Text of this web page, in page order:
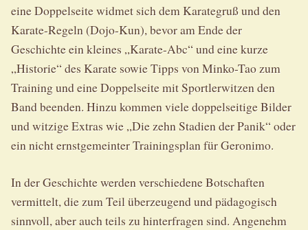
eine Doppelseite widmet sich dem Karategruß und den
Karate-Regeln (Dojo-Kun), bevor am Ende der
Geschichte ein kleines „Karate-Abc“ und eine kurze
„Historie“ des Karate sowie Tipps von Minko-Tao zum
Training und eine Doppelseite mit Sportlerwitzen den
Band beenden. Hinzu kommen viele doppelseitige Bilder
und witzige Extras wie „Die zehn Stadien der Panik“ oder
ein nicht ernstgemeinter Trainingsplan für Geronimo.
In der Geschichte werden verschiedene Botschaften
vermittelt, die zum Teil überzeugend und pädagogisch
sinnvoll, aber auch teils zu hinterfragen sind. Angenehm